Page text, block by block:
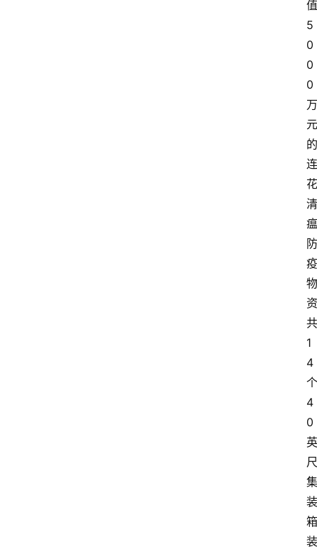
值
5
0
0
0
万
元
的
连
花
清
瘟
防
疫
物
资
共
1
4
个
4
0
英
尺
集
装
箱
装